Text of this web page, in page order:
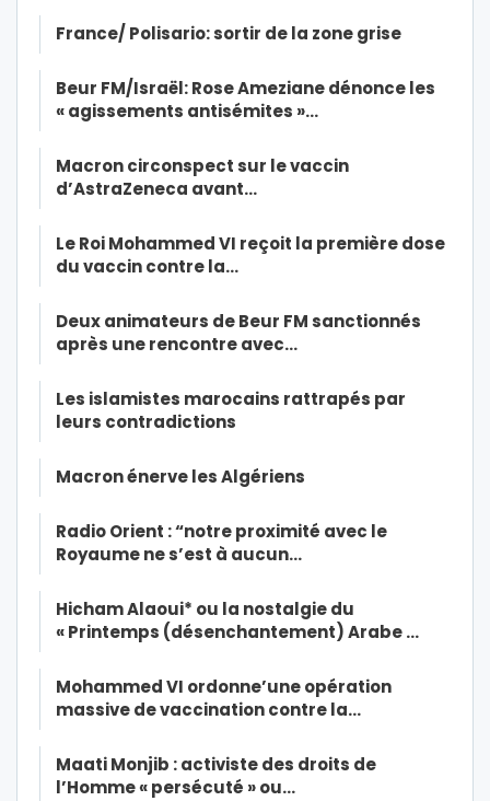
France/ Polisario: sortir de la zone grise
Beur FM/Israël: Rose Ameziane dénonce les
« agissements antisémites »…
Macron circonspect sur le vaccin
d’AstraZeneca avant…
Le Roi Mohammed VI reçoit la première dose
du vaccin contre la…
Deux animateurs de Beur FM sanctionnés
après une rencontre avec…
Les islamistes marocains rattrapés par
leurs contradictions
Macron énerve les Algériens
Radio Orient : “notre proximité avec le
Royaume ne s’est à aucun…
Hicham Alaoui* ou la nostalgie du
« Printemps (désenchantement) Arabe …
Mohammed VI ordonne’une opération
massive de vaccination contre la…
Maati Monjib : activiste des droits de
l’Homme « persécuté » ou…